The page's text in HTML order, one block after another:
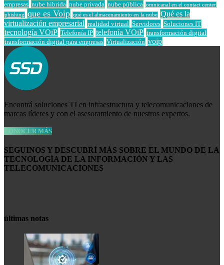
empresas nube hibrida nube privada nube pública omnicanal en el contact center
phishing
que es Voip qué es el almacenamiento en la nube Qué es la
virtualización empresarial realidad virtual Servidores Soluciones IT
tecnología VOiP Telefonía IP telefonía VOiP transformación digital
transformación digital para empresas Virtualización voip
Encontrá soluciones TI en infraestructura y telecomunicaciones de
marcas líderes y con el asesoramiento de nuestros expertos.
CONOCER MÁS
SEGUINOS Y DESCUBRÍ MÁS SOBRE EL MUNDO DE LA
TECNOLOGÍA DE LA INFORMACIÓN Y LAS
TELECOMUNICACIONES
últimas notas